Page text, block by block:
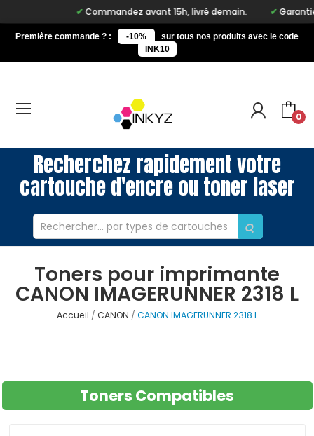
Commandez avant 15h, livré demain. Garantie
Première commande ? : -10%
sur tous nos produits avec le code
INK10
0
Recherchez rapidement votre
cartouche d'encre ou toner laser
Toners pour imprimante
CANON IMAGERUNNER 2318 L
Accueil CANON CANON IMAGERUNNER 2318 L
Toners Compatibles